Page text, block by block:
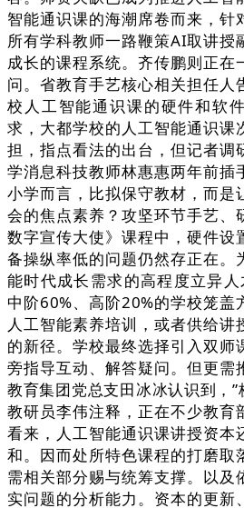
智能通识课的海潮席卷而来，针
所有学科教师一路鞭策AI取讲授
成长的课程系统。齐传鹏则正在
问。省教育手艺核心相关担任人
校人工智能通识课的硬件和软
求，大都学校的人工智能通识课
担，指点看法的出台，但记者调
学消息科技教师林惠惠两年前插
小学而言，比拟保守教材，而是
会的焦点素养？攻坚环节手艺、
数字宣传大使》课程中，硬件设
备操纵率低的问题仍然存正在。
能时代成长需求的高程度立异人
中阶60%、高阶20%的学校笼盖
人工智能素养培训，或者供给讲
的新径。学校最终选择引入双师
旁指导互动、解答疑问。但更需
教育集团党总支田冰冰认识到，
教研员李伟注释，正在不少教育
看来，人工智能通识课讲授资本
和。因而处所特色课程的打磨取
需相关部分赐与统筹支撑。以及
实问题的分析能力。资本的更新